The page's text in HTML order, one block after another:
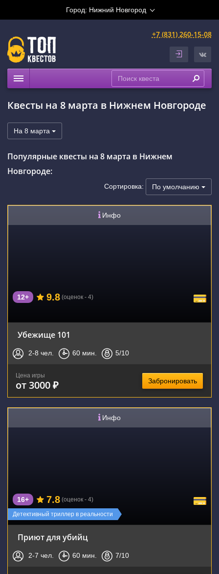
Город: Нижний Новгород
+7 (831) 260-15-08
Праздники
Расписание
Рейтинги
На карте
Сертификаты
Квесты на 8 марта в Нижнем Новгороде
На 8 марта
Популярные квесты на 8 марта в Нижнем
Новгороде:
Сортировка: По умолчанию
Инфо
12+ 9.8 (оценок - 4)
Убежище 101
2-8 чел. 60 мин. 5/10
Цена игры
от 3000 ₽ Забронировать
Инфо
Детективный триллер в реальности
16+ 7.8 (оценок - 4)
Приют для убийц
2-7 чел. 60 мин. 7/10